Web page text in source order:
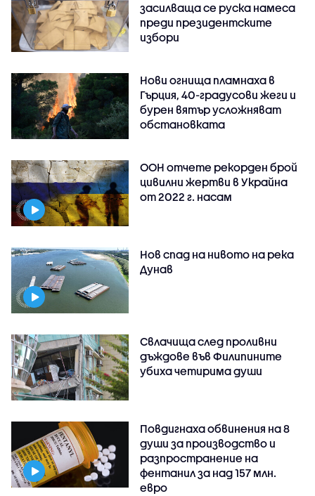
засилваща се руска намеса
преди президентските
избори
Нови огнища пламнаха в
Гърция, 40-градусови жеги и
бурен вятър усложняват
обстановката
ООН отчете рекорден брой
цивилни жертви в Украйна
от 2022 г. насам
Нов спад на нивото на река
Дунав
Свлачища след проливни
дъждове във Филипините
убиха четирима души
Повдигнаха обвинения на 8
души за производство и
разпространение на
фентанил за над 157 млн.
евро